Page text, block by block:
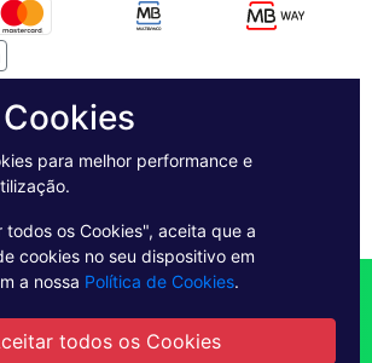
Envio
Condições de Venda
para melhor performance e
todos os Cookies", aceita que a
cookies no seu dispositivo em
a nossa Política de Cookies.
todos os Cookies